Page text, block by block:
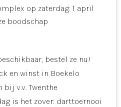
op zaterdag: 1 april
boodschap
bestel ze nu!
en winst in Boekelo
bij v.v. Twenthe
is het zover: darttoernooi